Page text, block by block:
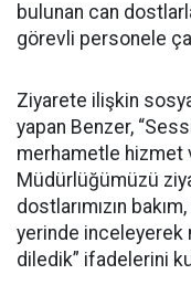
bulunan can
görevli personele
Ziyarete ilişkin
yapan Benzer,
merhametle hizmet
Müdürlüğümüzü
dostlarımızın
yerinde inceleyerek
diledik” ifadelerini